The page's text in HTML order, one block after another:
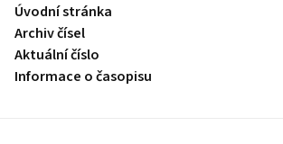
Úvodní stránka
Archiv čísel
Aktuální číslo
Informace o časopisu